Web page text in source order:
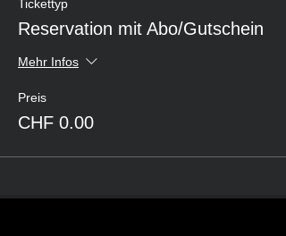
Tickettyp
Reservation mit Abo/Gutschein
Mehr Infos
Preis
CHF 0.00